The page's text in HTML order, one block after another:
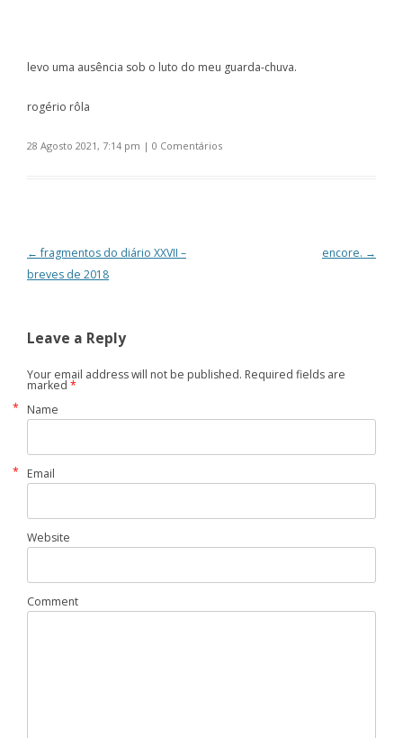
levo uma ausência sob o luto do meu guarda-chuva.
rogério rôla
28 Agosto 2021, 7:14 pm | 0 Comentários
Post navigation
← fragmentos do diário XXVII –
breves de 2018
encore. →
Leave a Reply
Your email address will not be published. Required fields are
marked *
Name
*
Email
*
Website
Comment